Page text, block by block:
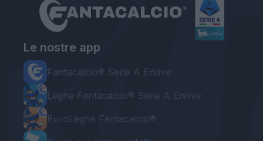
Le nostre app
Fantacalcio® Serie A Enilive
Leghe Fantacalcio® Serie A Enilive
EuroLeghe Fantacalcio®